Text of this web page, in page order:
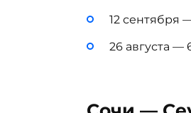
12 сентября
26 августа —